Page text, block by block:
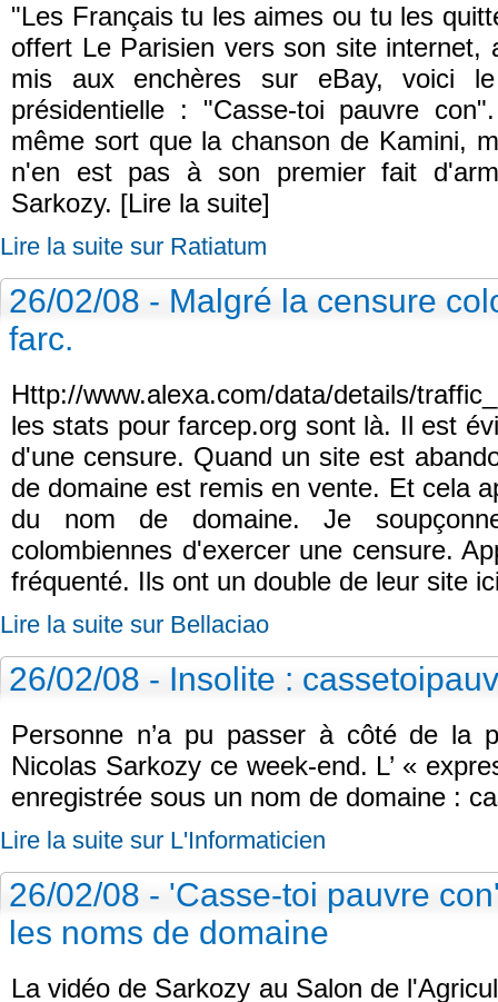
"Les Français tu les aimes ou tu les
offert Le Parisien vers son site internet,
mis aux enchères sur eBay, voici
présidentielle : "Casse-toi pauvre
même sort que la chanson de Kamini,
n'en est pas à son premier fait
Sarkozy. [Lire la suite]
Lire la suite sur Ratiatum
26/02/08 - Malgré la censure
farc.
Http://www.alexa.com/data/details/
les stats pour farcep.org sont là. Il est
d'une censure. Quand un site est
de domaine est remis en vente. Et cela
du nom de domaine. Je
colombiennes d'exercer une censure.
fréquenté. Ils ont un double de leur site
Lire la suite sur Bellaciao
26/02/08 - Insolite :
Personne n’a pu passer à côté de la
Nicolas Sarkozy ce week-end. L’ «
enregistrée sous un nom de domaine :
Lire la suite sur L'Informaticien
26/02/08 - 'Casse-toi pauvre
les noms de domaine
La vidéo de Sarkozy au Salon de